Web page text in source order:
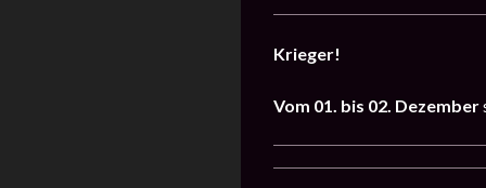
Krieger!
Vom 01. bis 02. Dezember